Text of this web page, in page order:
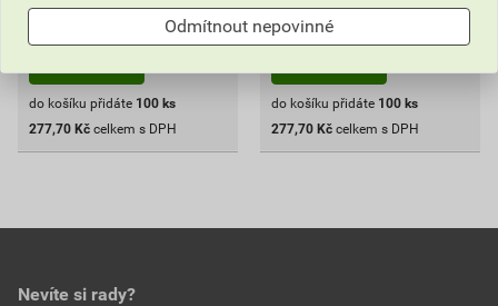
bal.
do košíku přidáte 100 ks
277,70 Kč celkem s DPH
bal.
do košíku přidáte 100 ks
277,70 Kč celkem s DPH
Nevíte si rady?
Odmítnout nepovinné